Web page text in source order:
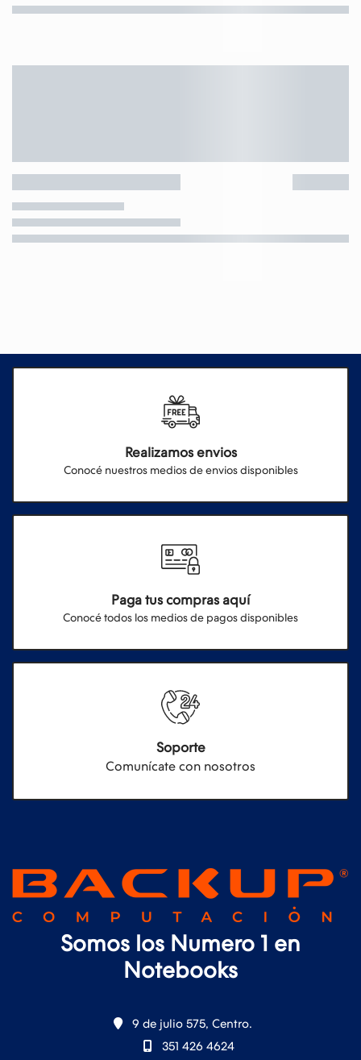
Realizamos envios
Conocé nuestros medios de envios disponibles
Paga tus compras aquí
Conocé todos los medios de pagos disponibles
Soporte
Comunícate con nosotros
Somos los Numero 1 en
Notebooks
9 de julio 575, Centro.
351 426 4624